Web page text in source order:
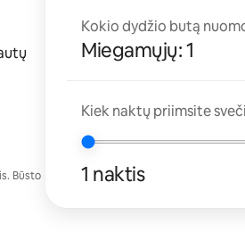
Būsto
Kokio dydžio butą
Miegamųjų: 1
Kiek naktų priimsite
1 naktis